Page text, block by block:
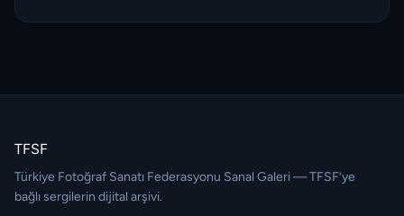
TFSF
Türkiye Fotoğraf Sanatı Federasyonu Sanal Galeri — TFSF’ye
bağlı sergilerin dijital arşivi.